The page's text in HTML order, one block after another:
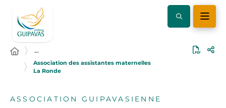
…
Association des assistantes maternelles
La Ronde
ASSOCIATION GUIPAVASIENNE